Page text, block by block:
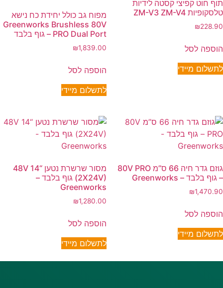
תוף חוט קפיצי קסטה לידיות
טלסקופיות ZM-V3 ZM-V4
₪228.90
הוספה לסל
לתשלום מיידי
מפוח גב כולל יחידת כח נישא
Greenworks Brushless 80V
PRO Dual Port – גוף בלבד
₪1,839.00
הוספה לסל
לתשלום מיידי
גוזם גדר חיה 66 ס”מ 80V PRO
– גוף בלבד – Greenworks
₪1,470.90
הוספה לסל
לתשלום מיידי
מסור שרשרת נטען “14 48V
(2X24V) גוף בלבד –
Greenworks
₪1,280.00
הוספה לסל
לתשלום מיידי